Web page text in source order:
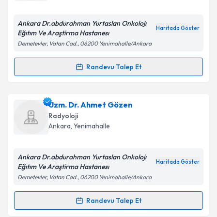
Kişisel verilerimin işlenmesine ilişkinAydınlatma
'ni okudum ve kişisel verilerimin belirtilen
kapsamda işlenmesini kabul ediyorum.
Takvim Talebini Gönder
Ankara Dr.abdurahman Yurtaslan Onkolojı
Eğıtım Ve Araştirma Hastanesı
Haritada Göster
Demetevler, Vatan Cad., 06200 Yenimahalle/Ankara
Randevu Talep Et
Randevu Takvimi Talebi
Uzm. Dr. Ahmet Bayrakiçin randevu takvimi talebi
oluşturun. Size bu uzmandan randevu almanız için bir
takvim hazırlandığında e-posta ile bilgilendireceğiz.
Kişisel verilerimin işlenmesine ilişkinAydınlatma
'ni okudum ve kişisel verilerimin belirtilen
kapsamda işlenmesini kabul ediyorum.
Uzm. Dr. Ahmet Gözen
Radyoloji
Ankara, Yenimahalle
Ankara Dr.abdurahman Yurtaslan Onkolojı
Eğıtım Ve Araştirma Hastanesı
Haritada Göster
Demetevler, Vatan Cad., 06200 Yenimahalle/Ankara
Randevu Talep Et
Randevu Takvimi Talebi